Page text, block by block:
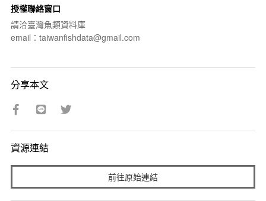
授權聯絡窗口
請洽臺灣魚類資料庫
email：taiwanfishdata@gmail.com
分享本文
資源連結
前往原始連結